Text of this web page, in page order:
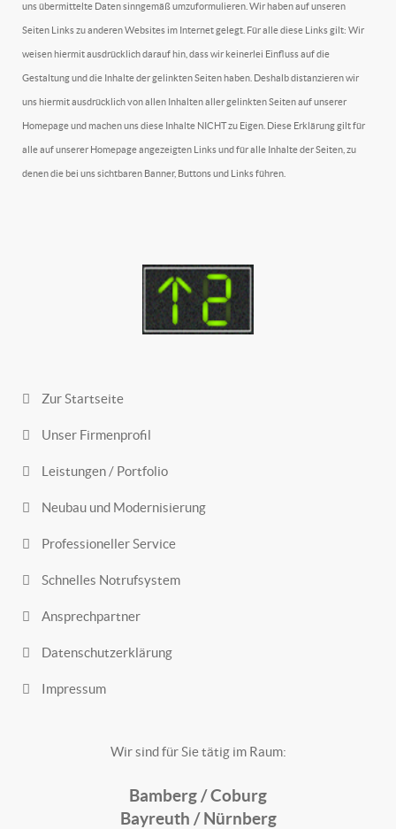
uns übermittelte Daten sinngemäß umzuformulieren. Wir haben auf unseren
Seiten Links zu anderen Websites im Internet gelegt. Für alle diese Links gilt: Wir
weisen hiermit ausdrücklich darauf hin, dass wir keinerlei Einfluss auf die
Gestaltung und die Inhalte der gelinkten Seiten haben. Deshalb distanzieren wir
uns hiermit ausdrücklich von allen Inhalten aller gelinkten Seiten auf unserer
Homepage und machen uns diese Inhalte NICHT zu Eigen. Diese Erklärung gilt für
alle auf unserer Homepage angezeigten Links und für alle Inhalte der Seiten, zu
denen die bei uns sichtbaren Banner, Buttons und Links führen.
Zur Startseite
Unser Firmenprofil
Leistungen / Portfolio
Neubau und Modernisierung
Professioneller Service
Schnelles Notrufsystem
Ansprechpartner
Datenschutzerklärung
Impressum
Wir sind für Sie tätig im Raum:
Bamberg /Coburg
Bayreuth / Nürnberg